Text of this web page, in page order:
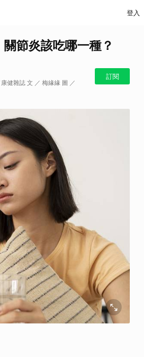
登入
節炎該吃哪一種？
健雜誌 文 ／ 梅緣緣 圖 ／
訂閱